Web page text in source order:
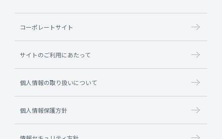
コーポレートサイト
サイトのご利用にあたって
個人情報の取り扱いについて
個人情報保護方針